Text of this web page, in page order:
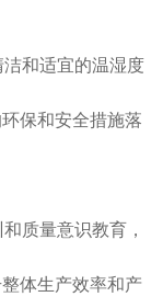
和适宜的温湿度
保和安全措施落
质量意识教育，
体生产效率和产